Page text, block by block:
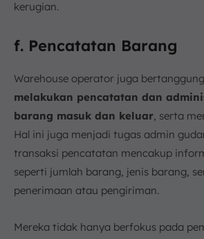
kerugian.
f. Pencatatan Barang
Warehouse operator juga
melakukan pencatatan dan
barang masuk dan keluar, serta
Hal ini juga menjadi tugas admin
transaksi pencatatan mencakup
seperti jumlah barang, jenis barang,
penerimaan atau pengiriman.
Mereka tidak hanya berfokus pada